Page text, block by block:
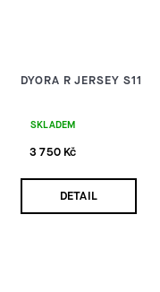
DYORA R JERSEY S11
SKLADEM
3 750 Kč
DETAIL